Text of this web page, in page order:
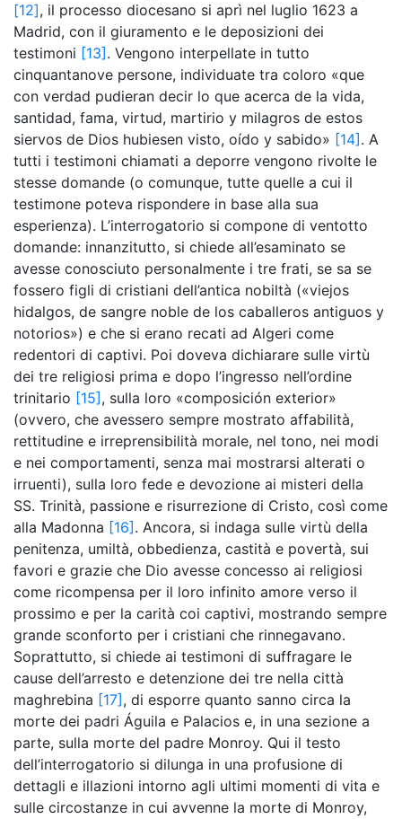
[12], il processo diocesano si aprì nel luglio 1623 a
Madrid, con il giuramento e le deposizioni dei
testimoni [13] . Vengono interpellate in tutto
cinquantanove persone, individuate tra coloro «que
con verdad pudieran decir lo que acerca de la vida,
santidad, fama, virtud, martirio y milagros de estos
siervos de Dios hubiesen visto, oído y sabido» [14] . A
tutti i testimoni chiamati a deporre vengono rivolte le
stesse domande (o comunque, tutte quelle a cui il
testimone poteva rispondere in base alla sua
esperienza). L’interrogatorio si compone di ventotto
domande: innanzitutto, si chiede all’esaminato se
avesse conosciuto personalmente i tre frati, se sa se
fossero figli di cristiani dell’antica nobiltà («viejos
hidalgos, de sangre noble de los caballeros antiguos y
notorios») e che si erano recati ad Algeri come
redentori di captivi. Poi doveva dichiarare sulle virtù
dei tre religiosi prima e dopo l’ingresso nell’ordine
trinitario [15] , sulla loro «composición exterior»
(ovvero, che avessero sempre mostrato affabilità,
rettitudine e irreprensibilità morale, nel tono, nei modi
e nei comportamenti, senza mai mostrarsi alterati o
irruenti), sulla loro fede e devozione ai misteri della
SS. Trinità, passione e risurrezione di Cristo, così come
alla Madonna [16] . Ancora, si indaga sulle virtù della
penitenza, umiltà, obbedienza, castità e povertà, sui
favori e grazie che Dio avesse concesso ai religiosi
come ricompensa per il loro infinito amore verso il
prossimo e per la carità coi captivi, mostrando sempre
grande sconforto per i cristiani che rinnegavano.
Soprattutto, si chiede ai testimoni di suffragare le
cause dell’arresto e detenzione dei tre nella città
maghrebina [17] , di esporre quanto sanno circa la
morte dei padri Águila e Palacios e, in una sezione a
parte, sulla morte del padre Monroy. Qui il testo
dell’interrogatorio si dilunga in una profusione di
dettagli e illazioni intorno agli ultimi momenti di vita e
sulle circostanze in cui avvenne la morte di Monroy,